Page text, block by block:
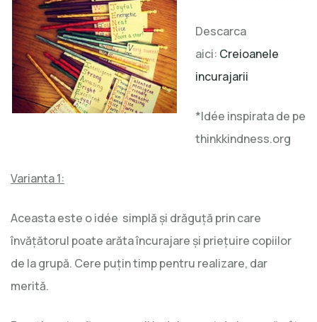
Descarca
aici: Creioanele
incurajarii
*Idée inspirata de pe
thinkkindness.org
Varianta 1:
Aceasta este o idée simplă şi drăguţă prin care
învăţătorul poate arăta încurajare şi prieţuire copiilor
de la grupă. Cere puţin timp pentru realizare, dar
merită.